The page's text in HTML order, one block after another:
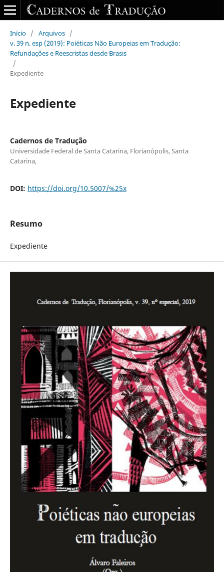
Início / Arquivos /
v. 39 n. esp (2019): Poiéticas Não Europeias em Tradução:
Refundações e Reescristas desde Brasis
/
Expediente
Expediente
Cadernos de Tradução
Universidade Federal de Santa Catarina, Florianópolis, Santa
Catarina,
DOI: https://doi.org/10.5007/%25x
Resumo
Expediente